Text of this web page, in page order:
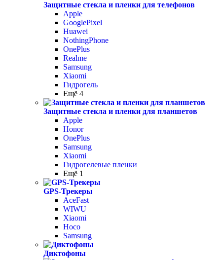
Защитные стекла и пленки для телефонов
Apple
GooglePixel
Huawei
NothingPhone
OnePlus
Realme
Samsung
Xiaomi
Гидрогель
Ещё 4
Защитные стекла и пленки для планшетов
Apple
Honor
OnePlus
Samsung
Xiaomi
Гидрогелевые пленки
Ещё 1
GPS-Трекеры
AceFast
WIWU
Xiaomi
Hoco
Samsung
Диктофоны